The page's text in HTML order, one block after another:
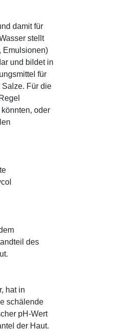
damit für
stellt
Emulsionen)
und bildet in
für
Für die
oder
des
hat in
schälende
pH-Wert
der Haut.